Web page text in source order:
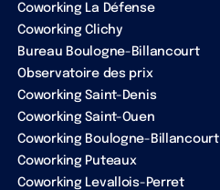
Coworking La Défense
Coworking Clichy
Bureau Boulogne-Billancourt
Observatoire des prix
Coworking Saint-Denis
Coworking Saint-Ouen
Coworking Boulogne-Billancourt
Coworking Puteaux
Coworking Levallois-Perret